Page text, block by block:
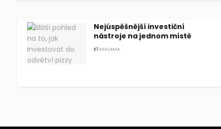
Nejúspěšnější investiční
nástroje na jednom místě
REKLAMA